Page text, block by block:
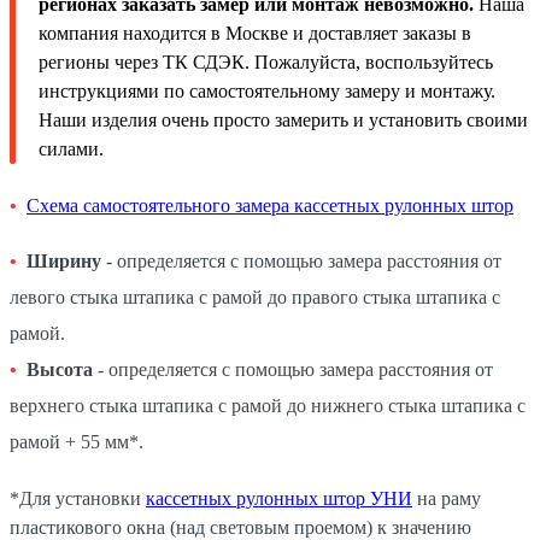
компания находится в Москве и доставляет заказы в
регионы через ТК СДЭК. Пожалуйста, воспользуйтесь
инструкциями по самостоятельному замеру и монтажу.
Наши изделия очень просто замерить и установить своими
силами.
Схема самостоятельного замера кассетных рулонных штор
Ширину - определяется с помощью замера расстояния от
левого стыка штапика с рамой до правого стыка штапика с
рамой.
Высота - определяется с помощью замера расстояния от
верхнего стыка штапика с рамой до нижнего стыка штапика с
рамой + 55 мм*.
*Для установки кассетных рулонных штор УНИ на раму
пластикового окна (над световым проемом) к значению